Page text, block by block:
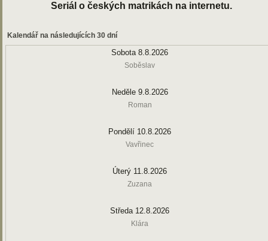
Seriál o českých matrikách na internetu.
Kalendář na následujících 30 dní
Sobota 8.8.2026
Soběslav
Neděle 9.8.2026
Roman
Pondělí 10.8.2026
Vavřinec
Úterý 11.8.2026
Zuzana
Středa 12.8.2026
Klára